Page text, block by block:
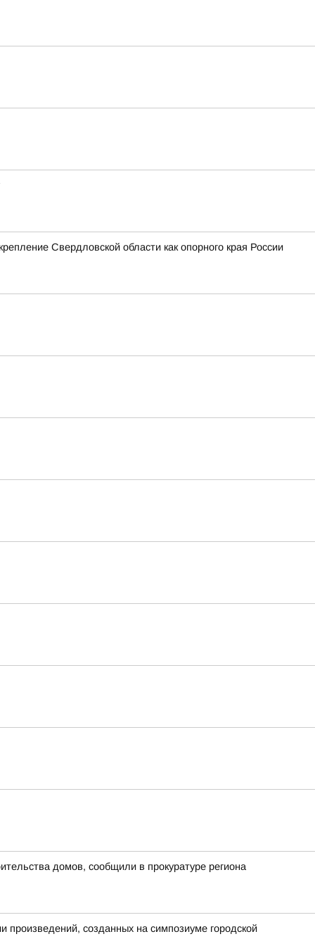
Свердловской области как опорного края России
домов, сообщили в прокуратуре региона
произведений, созданных на симпозиуме городской